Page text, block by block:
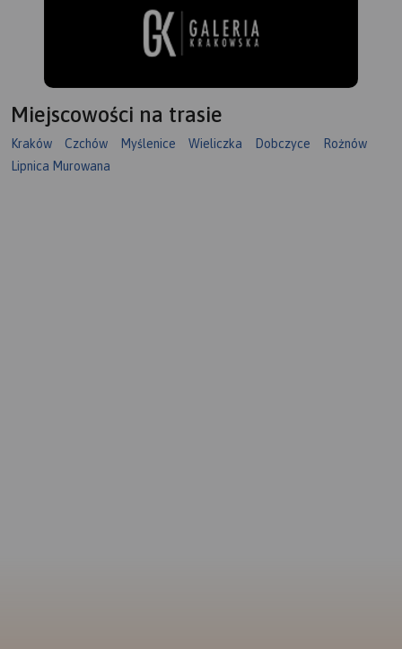
Miejscowości na trasie
Kraków Czchów Myślenice Wieliczka Dobczyce
Rożnów
Lipnica Murowana